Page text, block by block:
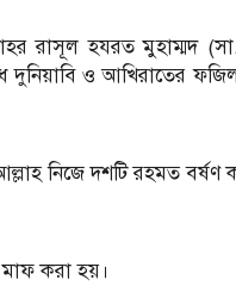
রাসূল হযরত মুহাম্মদ
ও আখিরাতের
নিজে দশটি রহমত বর্ষণ
করা হয়।